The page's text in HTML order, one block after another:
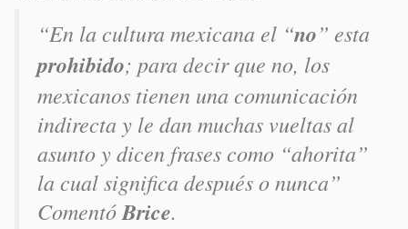
“En la cultura mexicana el “no” esta
prohibido; para decir que no, los
mexicanos tienen una comunicación
indirecta y le dan muchas vueltas al
asunto y dicen frases como “ahorita”
la cual significa después o nunca”
ComentóBrice.